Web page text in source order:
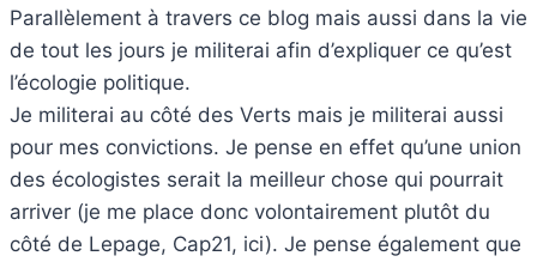
Parallèlement à travers ce blog mais aussi dans la vie
de tout les jours je militerai afin d’expliquer ce qu’est
l’écologie politique.
Je militerai au côté des Verts mais je militerai aussi
pour mes convictions. Je pense en effet qu’une union
des écologistes serait la meilleur chose qui pourrait
arriver (je me place donc volontairement plutôt du
côté de Lepage, Cap21, ici). Je pense également que